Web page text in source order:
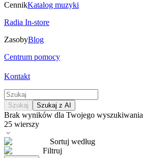
CennikKatalog muzyki
Radia In-store
ZasobyBlog
Centrum pomocy
Kontakt
Szukaj Szukaj z AI
Brak wyników dla Twojego wyszukiwania
25 wierszy
Sortuj według
Filtruj